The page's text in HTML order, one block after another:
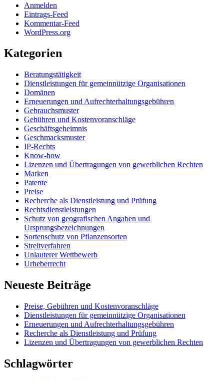
Anmelden
Eintrags-Feed
Kommentar-Feed
WordPress.org
Kategorien
Beratungstätigkeit
Dienstleistungen für gemeinnützige Organisationen
Domänen
Erneuerungen und Aufrechterhaltungsgebühren
Gebrauchsmuster
Gebühren und Kostenvoranschläge
Geschäftsgeheimnis
Geschmacksmuster
IP-Rechts
Know-how
Lizenzen und Übertragungen von gewerblichen Rechten
Marken
Patente
Preise
Recherche als Dienstleistung und Prüfung
Rechtsdienstleistungen
Schutz von geografischen Angaben und
Ursprungsbezeichnungen
Sortenschutz von Pflanzensorten
Streitverfahren
Unlauterer Wettbewerb
Urheberrecht
Neueste Beiträge
Preise, Gebühren und Kostenvoranschläge
Dienstleistungen für gemeinnützige Organisationen
Erneuerungen und Aufrechterhaltungsgebühren
Recherche als Dienstleistung und Prüfung
Lizenzen und Übertragungen von gewerblichen Rechten
Schlagwörter